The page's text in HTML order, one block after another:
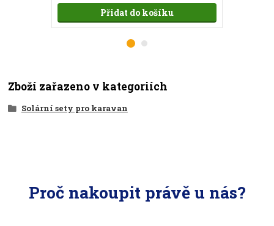
Přidat do košíku
Zboží zařazeno v kategoriích
Solární sety pro karavan
Proč nakoupit právě u nás?